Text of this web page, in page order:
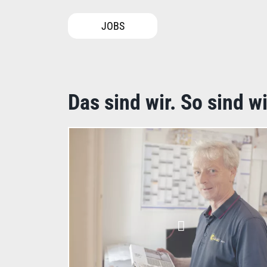
JOBS
Das sind wir. So sind